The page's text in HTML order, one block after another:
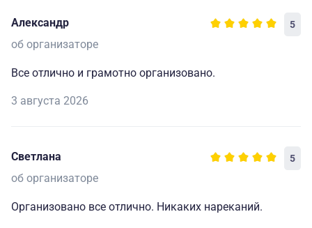
Александр 5
об организаторе
Все отлично и грамотно организовано.
3 августа 2026
Светлана 5
об организаторе
Организовано все отлично. Никаких нареканий.